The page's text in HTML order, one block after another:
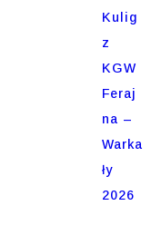
Kulig
z
KGW
Feraj
na –
Warka
ły
2026